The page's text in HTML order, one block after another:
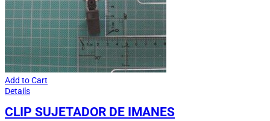
Add to Cart
Details
CLIP SUJETADOR DE IMANES